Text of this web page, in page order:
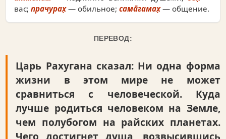
вас;прачурах̣— обильное;сама̄гамах̣— общение.
ПЕРЕВОД:
Царь Рахугана сказал: Ни одна форма
жизни в этом мире не может
сравниться с человеческой. Куда
лучше родиться человеком на Земле,
чем полубогом на райских планетах.
Чего достигнет душа, возвысившись